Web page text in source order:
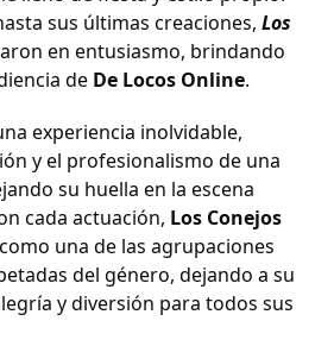
sus últimas creaciones, Los
en entusiasmo, brindando
de De Locos Online.
experiencia inolvidable,
y el profesionalismo de una
su huella en la escena
cada actuación, Los Conejos
una de las agrupaciones
del género, dejando a su
y diversión para todos sus